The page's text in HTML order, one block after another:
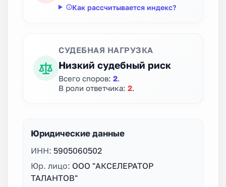
Как рассчитывается индекс?
СУДЕБНАЯ НАГРУЗКА
Низкий судебный риск
Всего споров: 2
В роли ответчика: 2
Юридические данные
ИНН: 5905060502
Юр. лицо: ООО "АКСЕЛЕРАТОР
ТАЛАНТОВ"